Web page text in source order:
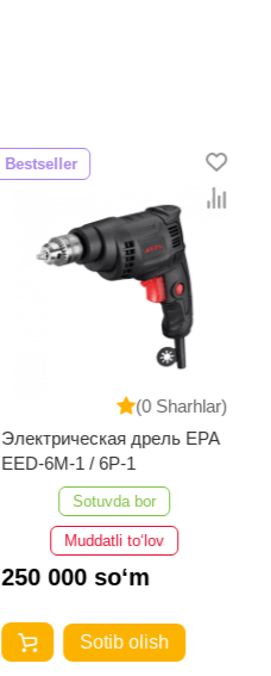
(0 Sharhlar)
Bestseller
Электрическая дрель EPA
EED-6M-1 / 6P-1
Sotuvda bor
Muddatli to‘lov
250 000 so‘m
Sotib olish